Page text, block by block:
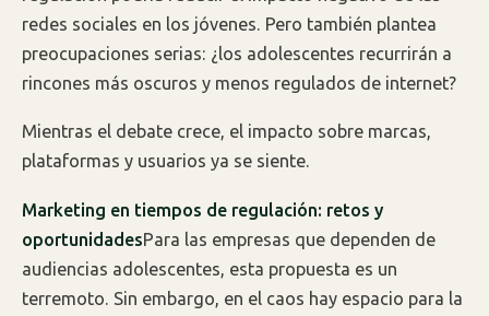
redes sociales en los jóvenes. Pero también plantea
preocupaciones serias: ¿los adolescentes recurrirán a
rincones más oscuros y menos regulados de internet?
Mientras el debate crece, el impacto sobre marcas,
plataformas y usuarios ya se siente.
Marketing en tiempos de regulación: retos y
oportunidadesPara las empresas que dependen de
audiencias adolescentes, esta propuesta es un
terremoto. Sin embargo, en el caos hay espacio para la